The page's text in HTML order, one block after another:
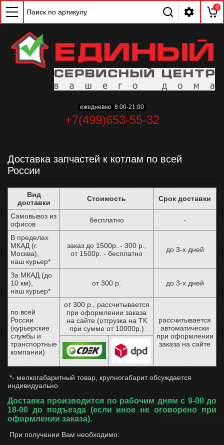
0
ежедневно 8:00-21:00
+7(499)653-55-32
Доставка запчастей к котлам по всей
России
Вид
доставки
Стоимость Срок доставки
Самовывоз из
офисов
бесплатно -
В пределах
МКАД (г.
Москва),
наш курьер*
заказ до 1500р. - 300 р.,
от 1500р. - бесплатно
до 3-х дней
За МКАД (до
10 км),
наш курьер*
от 300 р. до 3-х дней
по всей
России
(курьерские
службы и
транспортные
компании)
от 300 р., рассчитывается
при оформлении заказа
на сайте (отгрузка на ТК
при сумме от 10000р.)
рассчитывается
автоматически
при оформлении
заказа на сайте
*- мелкогабаритный товар, крупногабарит обсуждается
индивидуально
Доставка производится по рабочим дням с 9-00 до
18-00 до подъезда (если иное не оговорено при
оформлении заказа).
При получении Вам необходимо:
ChatApp
online
Мессенджеры
Свяжитесь с нами через любой удобный
мессенджер!